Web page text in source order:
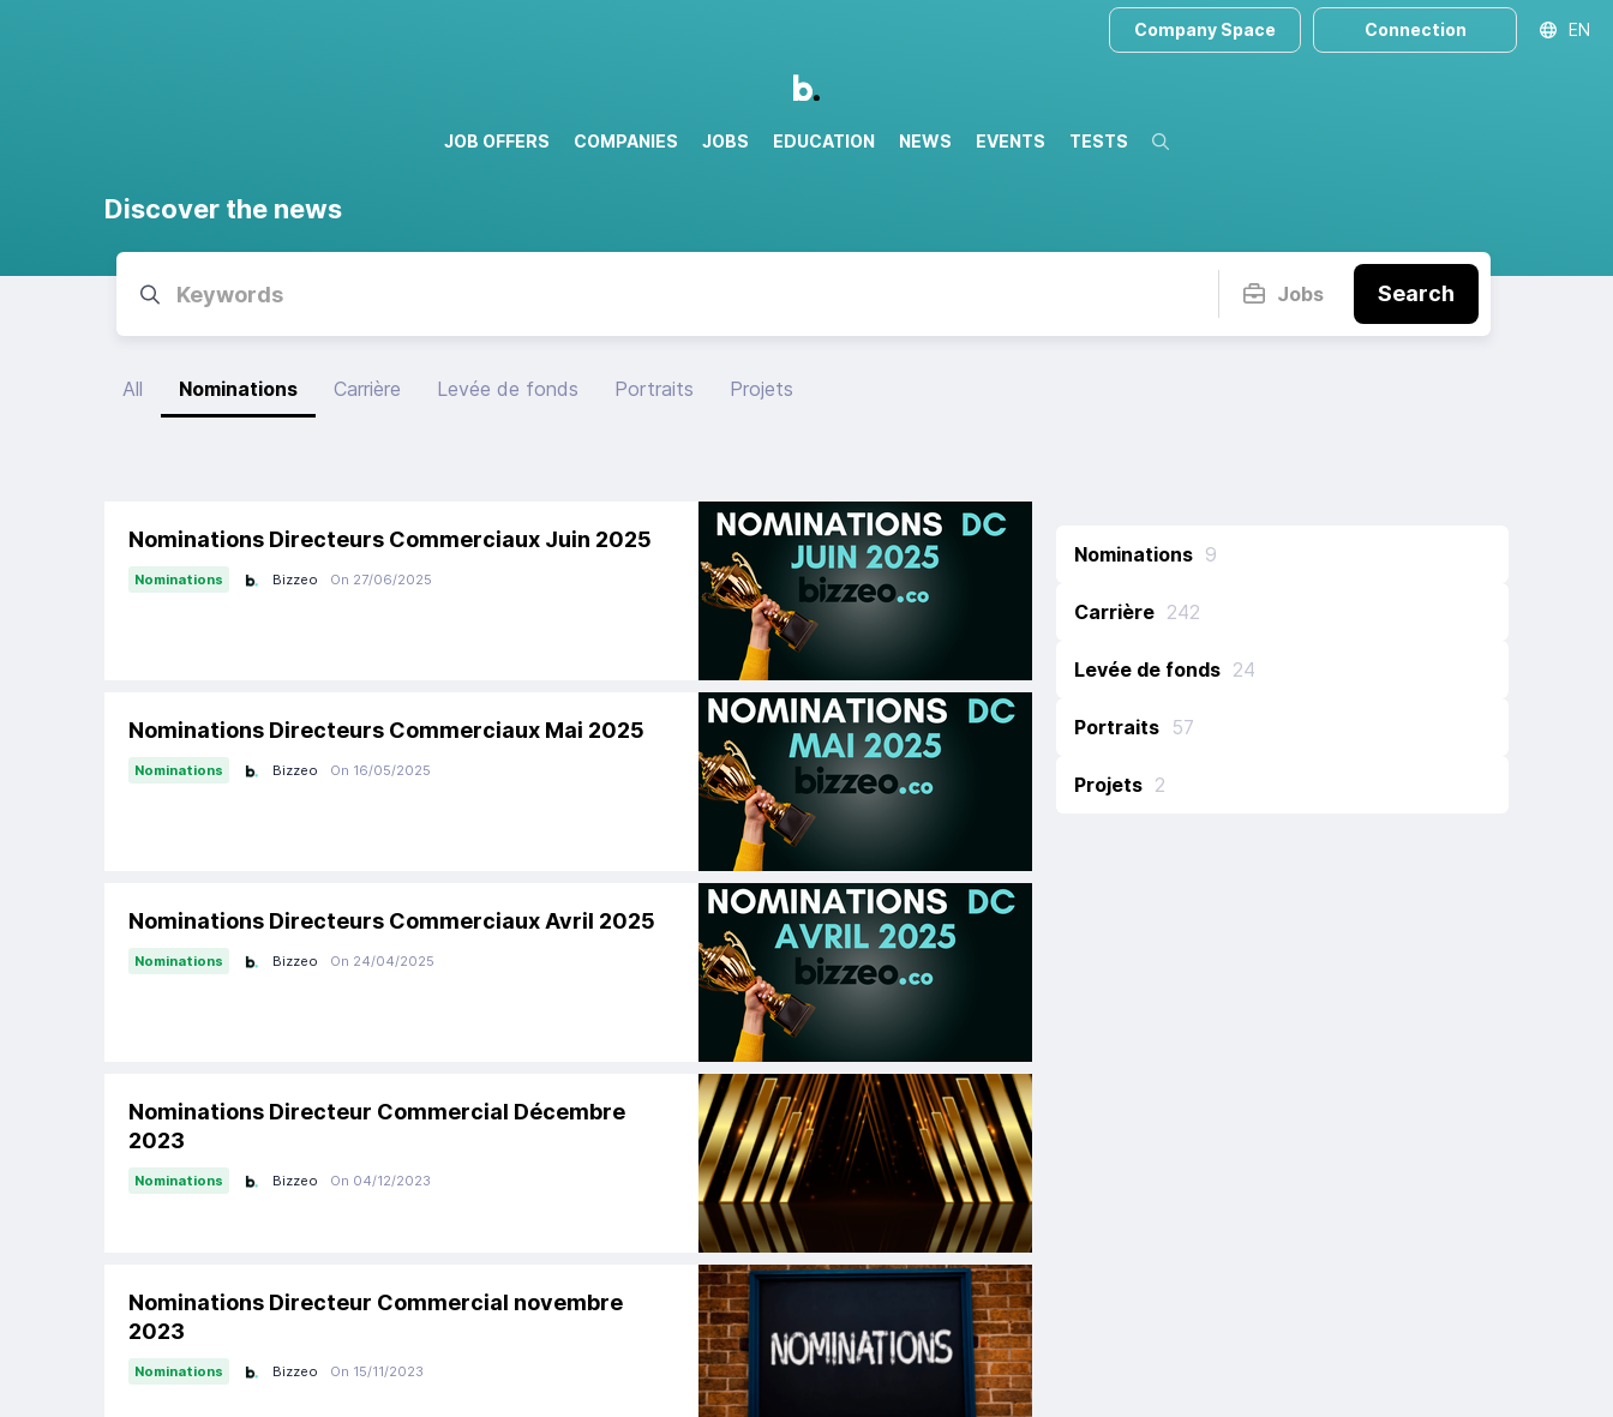
JOB OFFERS COMPANIES JOBS EDUCATION NEWS EVENTS TESTS Search
Company Space Connection EN
Discover the news
Jobs Search
All Nominations Carrière Levée de fonds Portraits Projets
Nominations Directeurs Commerciaux Juin 2025
Nominations Bizzeo On 27/06/2025
Nominations Directeurs Commerciaux Mai 2025
Nominations Bizzeo On 16/05/2025
Nominations Directeurs Commerciaux Avril 2025
Nominations Bizzeo On 24/04/2025
Nominations Directeur Commercial Décembre
2023
Nominations Bizzeo On 04/12/2023
Nominations Directeur Commercial novembre
2023
Nominations Bizzeo On 15/11/2023
Nominations 9
Carrière 242
Levée de fonds 24
Portraits 57
Projets 2